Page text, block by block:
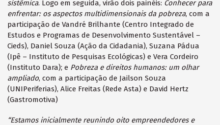
sistêmica. Logo em seguida, virão dois painéis: Conhecer para
enfrentar: os aspectos multidimensionais da pobreza, com a
participação de Vandré Brilhante (Centro Integrado de
Estudos e Programas de Desenvolvimento Sustentável –
Cieds), Daniel Souza (Ação da Cidadania), Suzana Pádua
(Ipê – Instituto de Pesquisas Ecológicas) e Vera Cordeiro
(Instituto Dara); e Pobreza e direitos humanos: um olhar
ampliado, com a participação de Jailson Souza
(UNIPeriferias), Alice Freitas (Rede Asta) e David Hertz
(Gastromotiva)
“Estamos inicialmente reunindo oito empreendedores e